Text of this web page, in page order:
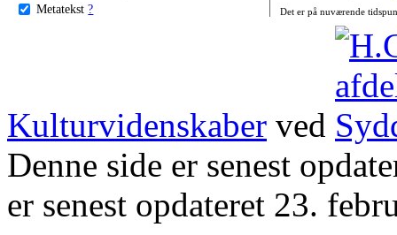
Metatekst ?
Det er på nuværende
Kulturvidenskaber ved
Denne side er senest
er senest opdateret 23.